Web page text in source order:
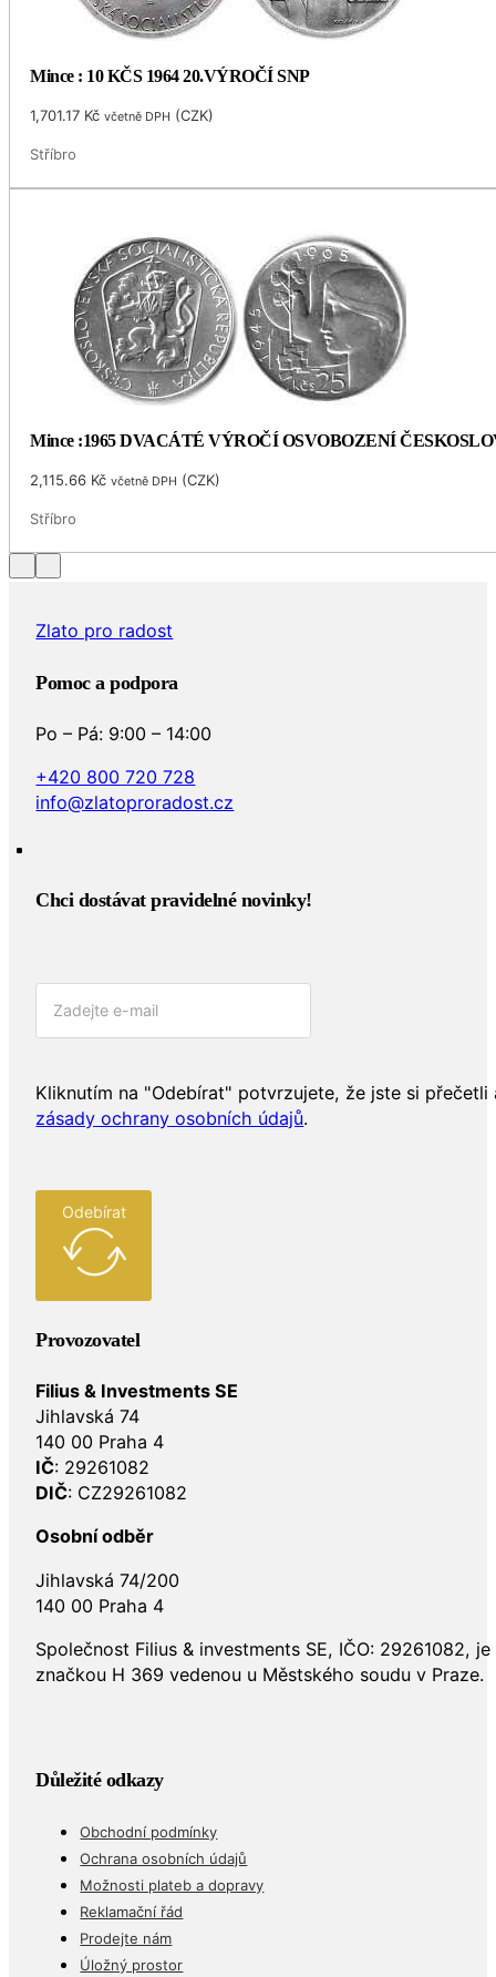
Mince : 10 KČS 1964 20.VÝROČÍ SNP
1,701.17 Kč včetně DPH (CZK)
Stříbro
Mince :1965 DVACÁTÉ VÝROČÍ OSVOBOZENÍ
2,115.66 Kč včetně DPH (CZK)
Stříbro
Zlato pro radost
Pomoc a podpora
Po – Pá: 9:00 – 14:00
+420 800 720 728
info@zlatoproradost.cz
Chci dostávat pravidelné novinky!​
Kliknutím na "Odebírat" potvrzujete, že jste si přečetli
zásady ochrany osobních údajů.
Odebírat
Provozovatel
Filius & Investments SE
Jihlavská 74
140 00 Praha 4
IČ: 29261082
DIČ: CZ29261082
Osobní odběr
Jihlavská 74/200
140 00 Praha 4
Společnost Filius & investments SE, IČO: 29261082,
značkou H 369 vedenou u Městského soudu v Praze.
Důležité odkazy
Obchodní podmínky
Ochrana osobních údajů
Možnosti plateb a dopravy
Reklamační řád
Prodejte nám
Úložný prostor